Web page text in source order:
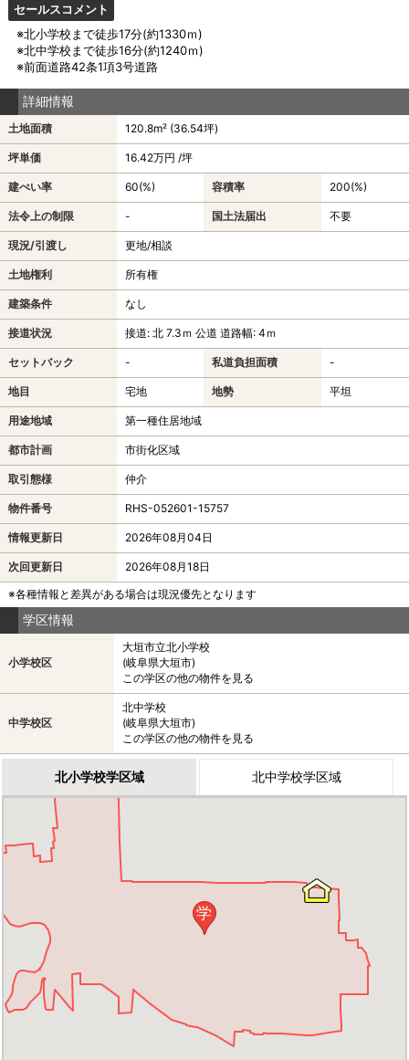
セールスコメント
※北小学校まで徒歩17分(約1330ｍ)
※北中学校まで徒歩16分(約1240ｍ)
※前面道路42条1項3号道路
詳細情報
土地面積 120.8m² (36.54坪)
坪単価 16.42万円 /坪
建ぺい率 60(%) 容積率 200(%)
法令上の制限 - 国土法届出 不要
現況/引渡し 更地/相談
土地権利 所有権
建築条件 なし
接道状況 接道: 北 7.3ｍ 公道 道路幅: 4ｍ
セットバック - 私道負担面積 -
地目 宅地 地勢 平坦
用途地域 第一種住居地域
都市計画 市街化区域
取引態様 仲介
物件番号 RHS-052601-15757
情報更新日 2026年08月04日
次回更新日
2026年08月18日
※各種情報と差異がある場合は現況優先となります
学区情報
小学校区
大垣市立北小学校
(岐阜県大垣市)
この学区の他の物件を見る
中学校区
北中学校
(岐阜県大垣市)
この学区の他の物件を見る
北小学校学区域 北中学校学区域
学